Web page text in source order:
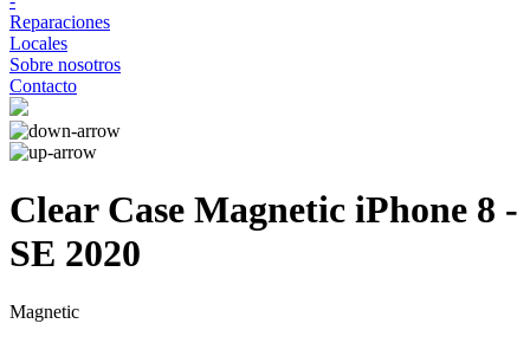
Reparaciones
Locales
Sobre nosotros
Contacto
Clear Case Magnetic iPhone 8 -
SE 2020
Magnetic